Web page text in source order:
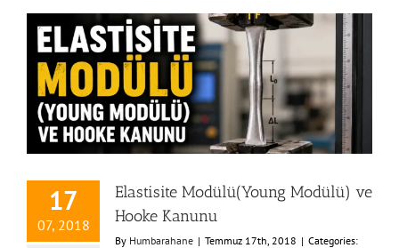
17
07, 2018
Elastisite Modülü(Young Modülü) ve
Hooke Kanunu
By Humbarahane | Temmuz 17th, 2018 | Categories: